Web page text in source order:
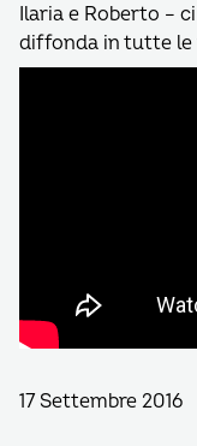
Ilaria e Roberto –
diffonda in tutte le
17 Settembre 2016